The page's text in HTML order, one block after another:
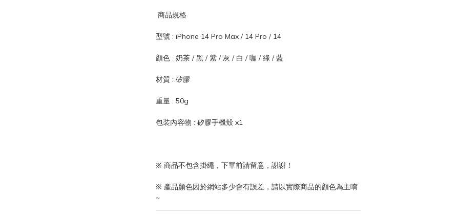
商品規格
型號 : iPhone 14 Pro Max / 14 Pro / 14
顏色 : 奶茶 / 黑 / 紫 / 灰 / 白 / 咖 / 綠 / 藍
材質 : 矽膠
重量 : 50g
包裝內容物 : 矽膠手機殼 x1
※ 商品不包含掛繩，下單前請留意，謝謝！
※ 產品顏色因於網站多少會有誤差，請以實際商品的顏色為主唷
~